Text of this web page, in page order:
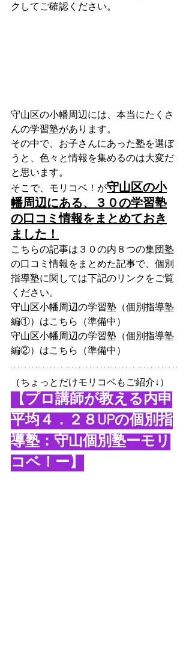
クしてご確認ください。
守山区の小幡周辺には、本当にたくさ
んの学習塾があります。
その中で、お子さんにあった塾を選ぼ
うと、色々と情報を集めるのは大変だ
と思います。
そこで、モリコベ！が守山区の小
幡周辺にある、３０の学習塾
の口コミ情報をまとめておき
ました！
こちらの記事は３０の内８つの集団塾
の口コミ情報をまとめた記事で、個別
指導塾に関しては下記のリンクをご覧
ください。
守山区小幡周辺の学習塾（個別指導塾
編①）はこちら（準備中）
守山区小幡周辺の学習塾（個別指導塾
編②）はこちら（準備中）
（ちょっとだけモリコベもご紹介↓）
【プロ講師が教える内申
平均４．２８UPの個別指
導塾：守山個別塾ーモリ
コベ！ー】